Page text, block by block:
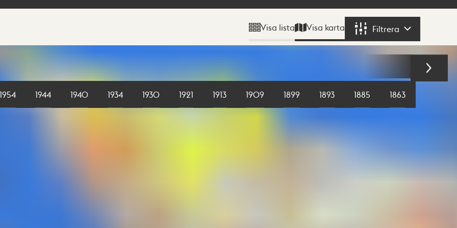
Visa lista Visa karta Filtrera
1954 1944 1940 1934 1930 1921 1913 1909 1899 1893 1885 1863